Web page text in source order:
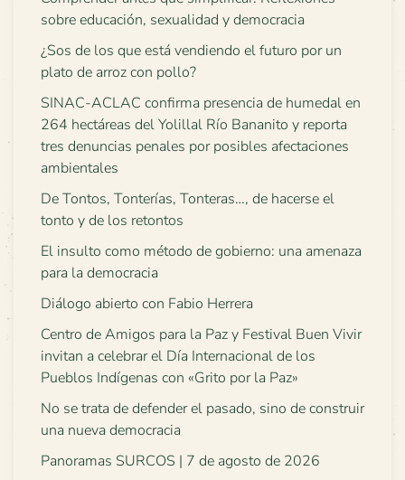
sobre educación, sexualidad y democracia
¿Sos de los que está vendiendo el futuro por un
plato de arroz con pollo?
SINAC-ACLAC confirma presencia de humedal en
264 hectáreas del Yolillal Río Bananito y reporta
tres denuncias penales por posibles afectaciones
ambientales
De Tontos, Tonterías, Tonteras…, de hacerse el
tonto y de los retontos
El insulto como método de gobierno: una amenaza
para la democracia
Diálogo abierto con Fabio Herrera
Centro de Amigos para la Paz y Festival Buen Vivir
invitan a celebrar el Día Internacional de los
Pueblos Indígenas con «Grito por la Paz»
No se trata de defender el pasado, sino de construir
una nueva democracia
Panoramas SURCOS | 7 de agosto de 2026